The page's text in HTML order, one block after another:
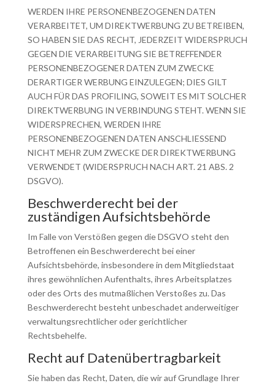
WERDEN IHRE PERSONENBEZOGENEN DATEN
VERARBEITET, UM DIREKTWERBUNG ZU BETREIBEN,
SO HABEN SIE DAS RECHT, JEDERZEIT WIDERSPRUCH
GEGEN DIE VERARBEITUNG SIE BETREFFENDER
PERSONENBEZOGENER DATEN ZUM ZWECKE
DERARTIGER WERBUNG EINZULEGEN; DIES GILT
AUCH FÜR DAS PROFILING, SOWEIT ES MIT SOLCHER
DIREKTWERBUNG IN VERBINDUNG STEHT. WENN SIE
WIDERSPRECHEN, WERDEN IHRE
PERSONENBEZOGENEN DATEN ANSCHLIESSEND
NICHT MEHR ZUM ZWECKE DER DIREKTWERBUNG
VERWENDET (WIDERSPRUCH NACH ART. 21 ABS. 2
DSGVO).
Beschwerde­recht bei der
zuständigen Aufsichts­behörde
Im Falle von Verstößen gegen die DSGVO steht den
Betroffenen ein Beschwerderecht bei einer
Aufsichtsbehörde, insbesondere in dem Mitgliedstaat
ihres gewöhnlichen Aufenthalts, ihres Arbeitsplatzes
oder des Orts des mutmaßlichen Verstoßes zu. Das
Beschwerderecht besteht unbeschadet anderweitiger
verwaltungsrechtlicher oder gerichtlicher
Rechtsbehelfe.
Recht auf Daten­übertrag­barkeit
Sie haben das Recht, Daten, die wir auf Grundlage Ihrer